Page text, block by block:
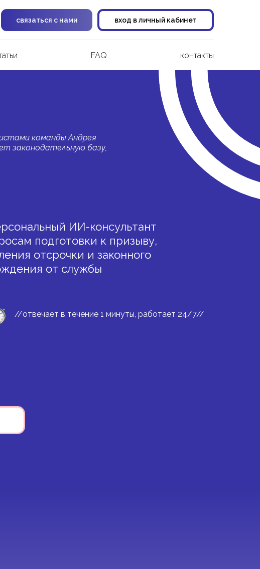
связаться с нами вход в личный кабинет
FAQ контакты
ИИ-консультант
подготовки к призыву,
отсрочки и законного
от службы
команды Андрея
законодательную базу,
//отвечает в течение 1 минуты, работает 24/7//